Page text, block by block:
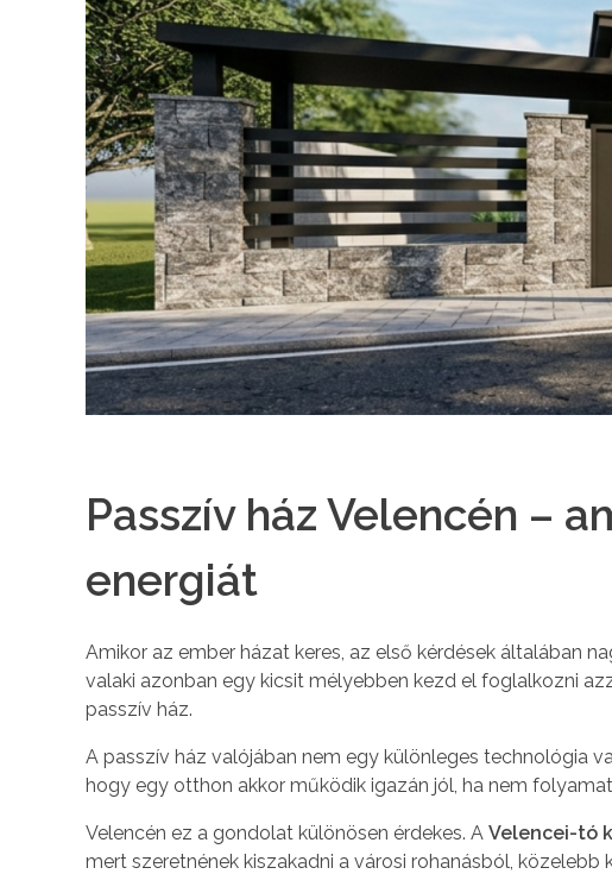
Passzív ház Velencén –
energiát
Amikor az ember házat keres, az első kérdések általában
valaki azonban egy kicsit mélyebben kezd el foglalkozni
passzív ház.
A passzív ház valójában nem egy különleges technológia
hogy egy otthon akkor működik igazán jól, ha nem
Velencén ez a gondolat különösen érdekes. A Velencei-tó
mert szeretnének kiszakadni a városi rohanásból,